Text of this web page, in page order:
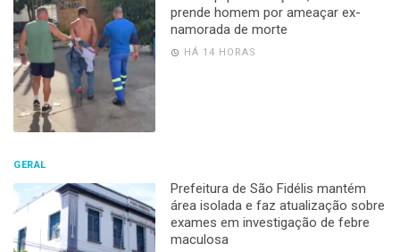
prende homem por ameaçar ex-
namorada de morte
HÁ 14 HORAS
GERAL
Prefeitura de São Fidélis mantém
área isolada e faz atualização sobre
exames em investigação de febre
maculosa